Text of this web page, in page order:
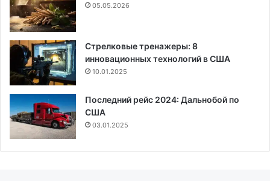
05.05.2026
Стрелковые тренажеры: 8
инновационных технологий в США
10.01.2025
Последний рейс 2024: Дальнобой по
США
03.01.2025